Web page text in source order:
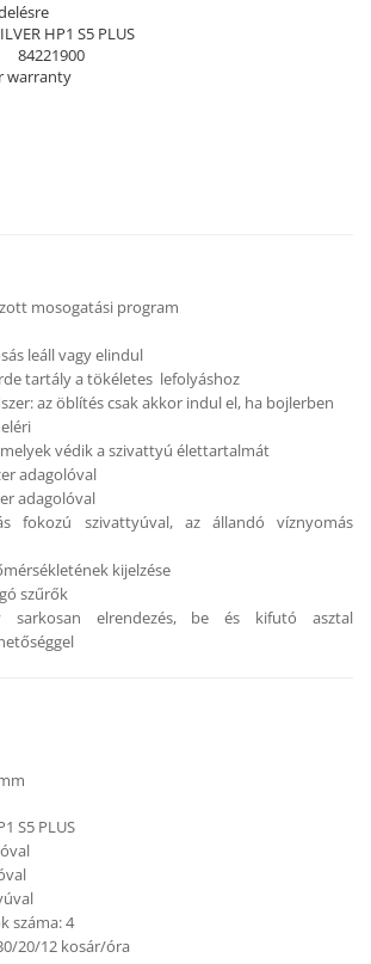
HP1 S5 PLUS
84221900
warranty
mosogatási program
leáll vagy elindul
tartály a tökéletes lefolyáshoz
az öblítés csak akkor indul el, ha bojlerben
védik a szivattyú élettartalmát
adagolóval
adagolóval
fokozú szivattyúval, az állandó víznyomás
kijelzése
szűrők
sarkosan elrendezés, be és kifutó asztal
S5 PLUS
száma: 4
20/12 kosár/óra